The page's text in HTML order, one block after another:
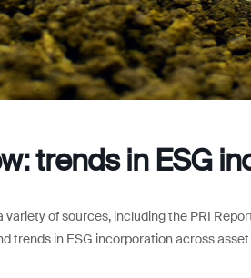
trends in ESG
variety of sources, including the PRI
trends in ESG incorporation across